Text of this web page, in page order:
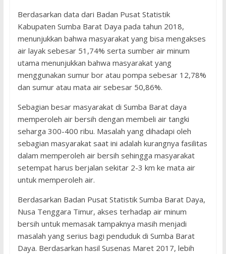
Berdasarkan data dari Badan Pusat Statistik
Kabupaten Sumba Barat Daya pada tahun 2018,
menunjukkan bahwa masyarakat yang bisa mengakses
air layak sebesar 51,74% serta sumber air minum
utama menunjukkan bahwa masyarakat yang
menggunakan sumur bor atau pompa sebesar 12,78%
dan sumur atau mata air sebesar 50,86%.
Sebagian besar masyarakat di Sumba Barat daya
memperoleh air bersih dengan membeli air tangki
seharga 300-400 ribu. Masalah yang dihadapi oleh
sebagian masyarakat saat ini adalah kurangnya fasilitas
dalam memperoleh air bersih sehingga masyarakat
setempat harus berjalan sekitar 2-3 km ke mata air
untuk memperoleh air.
Berdasarkan Badan Pusat Statistik Sumba Barat Daya,
Nusa Tenggara Timur, akses terhadap air minum
bersih untuk memasak tampaknya masih menjadi
masalah yang serius bagi penduduk di Sumba Barat
Daya. Berdasarkan hasil Susenas Maret 2017, lebih